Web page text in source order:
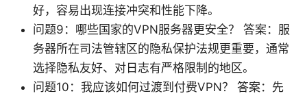
好，容易出现连接冲突和性能下降。
问题9：哪些国家的VPN服务器更安全？ 答案：服
务器所在司法管辖区的隐私保护法规更重要，通常
选择隐私友好、对日志有严格限制的地区。
问题10：我应该如何过渡到付费VPN？ 答案：先